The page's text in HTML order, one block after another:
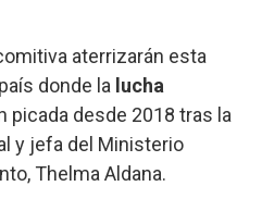
aterrizarán esta
donde la lucha
picada desde 2018 tras la
y jefa del Ministerio
Thelma Aldana.